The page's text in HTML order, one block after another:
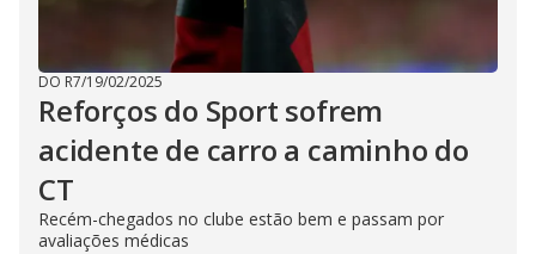
DO R7/19/02/2025
Reforços do Sport sofrem
acidente de carro a caminho do
CT
Recém-chegados no clube estão bem e passam por
avaliações médicas